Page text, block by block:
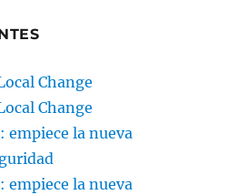
Change
Change
empiece la nueva
empiece la nueva